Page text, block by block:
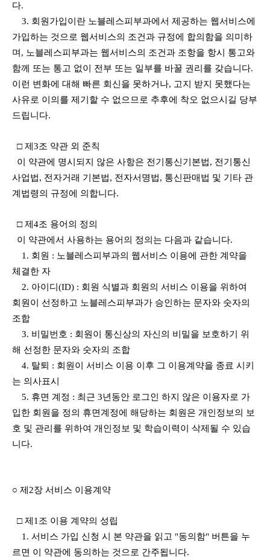
다.
3. 회원가입이란 노블레스피부과에서 제공하는 웹서비스에
가입하는 것으로 웹서비스의 조건과 규정에 합의함을 의미하
며, 노블레스피부과는 웹서비스의 조건과 조항을 항시 통고와
함께 또는 통고 없이 전부 또는 일부를 바꿀 권리를 갖습니다.
이런 변화에 대해 빠른 회신을 못하거나, 고지 받지 못했다는
사유로 이의를 제기할 수 없으므로 추후에 착오 없으시길 당부
드립니다.
□ 제3조 약관 외 준칙
이 약관에 명시되지 않은 사항은 전기통신기본법, 전기통신
사업법, 전자거래 기본법, 전자서명법, 통신판매법 및 기타 관
계법령의 규정에 의합니다.
□ 제4조 용어의 정의
이 약관에서 사용하는 용어의 정의는 다음과 같습니다.
1. 회원 : 노블레스피부과의 웹서비스 이용에 관한 계약을
체결한 자
2. 아이디(ID) : 회원 식별과 회원의 서비스 이용을 위하여
회원이 선정하고 노블레스피부과가 승인하는 문자와 숫자의
조합
3. 비밀번호 : 회원이 통신상의 자신의 비밀을 보호하기 위
해 선정한 문자와 숫자의 조합
4. 탈퇴 : 회원이 서비스 이용 이후 그 이용계약을 종료 시키
는 의사표시
5. 휴면 계정 : 최근 3년동안 로그인 하지 않은 이용자로 가
입한 회원을 정의 휴면계정에 해당하는 회원은 개인정보의 보
호 및 관리를 위하여 개인정보 및 학습이력이 삭제될 수 있습
니다.
○ 제2장 서비스 이용계약
□ 제1조 이용 계약의 성립
1. 서비스 가입 신청 시 본 약관을 읽고 "동의함" 버튼을 누
르면 이 약관에 동의하는 것으로 간주됩니다.